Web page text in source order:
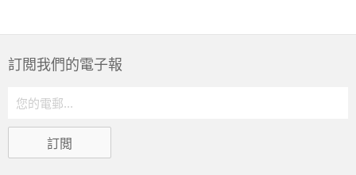
訂閲我們的電子報